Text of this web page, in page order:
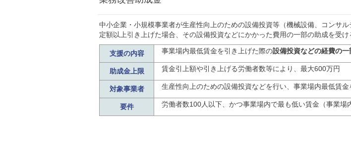
中小企業・小規模事業者が生産性向上のための設備投資等（機械設備、コンサ
定額以上引き上げた場合、その設備投資などにかかった費用の一部の助成を受け
支援の内容 事業場内最低賃金を引き上げた際の設備投資などの経費の一
助成金上限 賃金引上額や引き上げる労働者数等により、最大600万円
対象事業者 生産性向上のための設備投資などを行い、事業場内最低賃
要件 労働者数100人以下、かつ事業場内で最も低い賃金（事業